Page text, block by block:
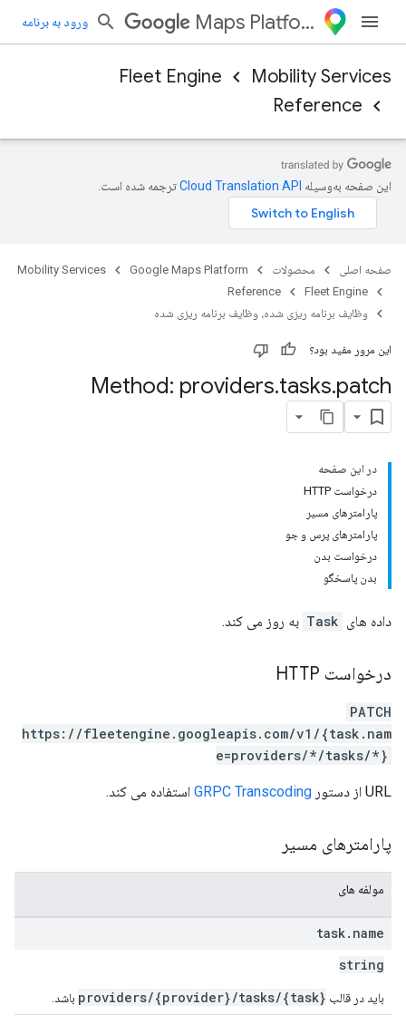
Maps Platform ورود به برنامه
Mobility Services
Fleet Engine
Reference
این صفحه به‌وسیله ترجمه شده است.
صفحه اصلی محصولات Google Maps Platform
Mobility Services
Fleet Engine
Reference
وظایف برنامه ریزی شده، وظایف برنامه ریزی شده
این مرور مفید بود؟
Method: providers.tasks.patch
در این صفحه
درخواست HTTP
پارامترهای مسیر
پارامترهای پرس و جو
درخواست بدن
بدن پاسخگو
داده های Task به روز می کند.
درخواست HTTP
PATCH
https://fleetengine.googleapis.com/v1/{task.nam
e=providers/*/tasks/*}
URL از دستور GRPC Transcoding استفاده می کند.
پارامترهای مسیر
مولفه های
task. name
string
باید در قالب providers/{provider}/tasks/{task} باشد.